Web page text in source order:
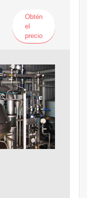
Obtén
el
precio